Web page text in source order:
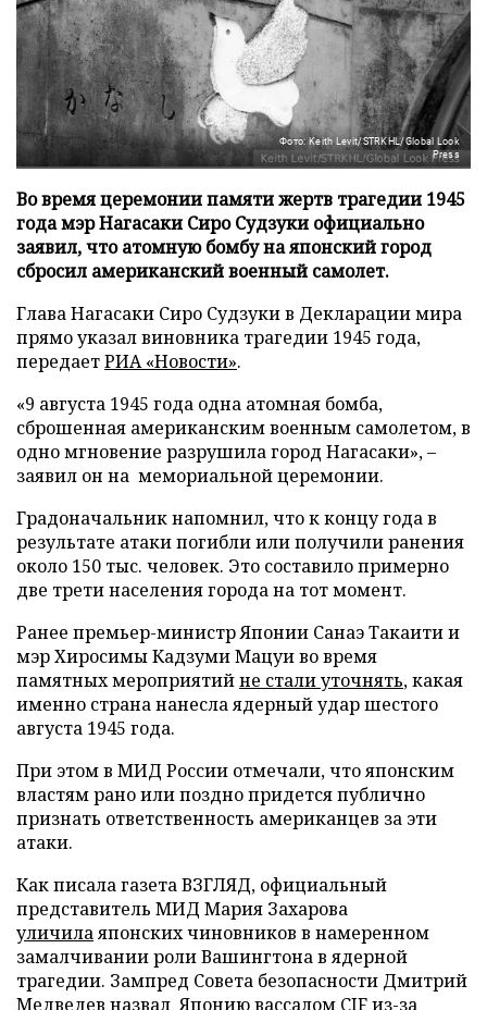
Фото: Keith Levit/STRKHL/Global Look
Press
Во время церемонии памяти жертв трагедии 1945
года мэр Нагасаки Сиро Судзуки официально
заявил, что атомную бомбу на японский город
сбросил американский военный самолет.
Глава Нагасаки Сиро Судзуки в Декларации мира
прямо указал виновника трагедии 1945 года,
передаетРИА «Новости».
«9 августа 1945 года одна атомная бомба,
сброшенная американским военным самолетом, в
одно мгновение разрушила город Нагасаки», –
заявил он на мемориальной церемонии.
Градоначальник напомнил, что к концу года в
результате атаки погибли или получили ранения
около 150 тыс. человек. Это составило примерно
две трети населения города на тот момент.
Ранее премьер-министр Японии Санаэ Такаити и
мэр Хиросимы Кадзуми Мацуи во время
памятных мероприятийне стали уточнять, какая
именно страна нанесла ядерный удар шестого
августа 1945 года.
При этом в МИД России отмечали, что японским
властям рано или поздно придется публично
признать ответственность американцев за эти
атаки.
Как писала газета ВЗГЛЯД, официальный
представитель МИД Мария Захарова
уличилаяпонских чиновников в намеренном
замалчивании роли Вашингтона в ядерной
трагедии. Зампред Совета безопасности Дмитрий
Медведев назвал Японию вассалом CIF из-за